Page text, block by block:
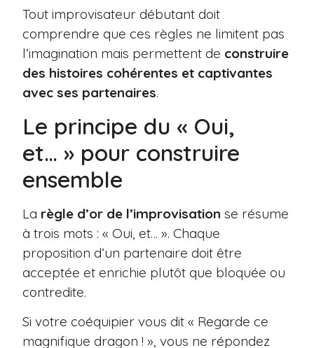
Tout improvisateur débutant doit
comprendre que ces règles ne limitent pas
l’imagination mais permettent de construire
des histoires cohérentes et captivantes
avec ses partenaires.
Le principe du « Oui,
et… » pour construire
ensemble
La règle d’or de l’improvisation se résume
à trois mots : « Oui, et… ». Chaque
proposition d’un partenaire doit être
acceptée et enrichie plutôt que bloquée ou
contredite.
Si votre coéquipier vous dit « Regarde ce
magnifique dragon ! », vous ne répondez